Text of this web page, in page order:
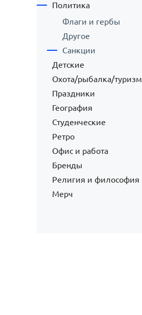
Политика
Флаги и гербы
Другое
Санкции
Детские
Охота/рыбалка/туризм
Праздники
География
Студенческие
Ретро
Офис и работа
Бренды
Религия и философия
Мерч